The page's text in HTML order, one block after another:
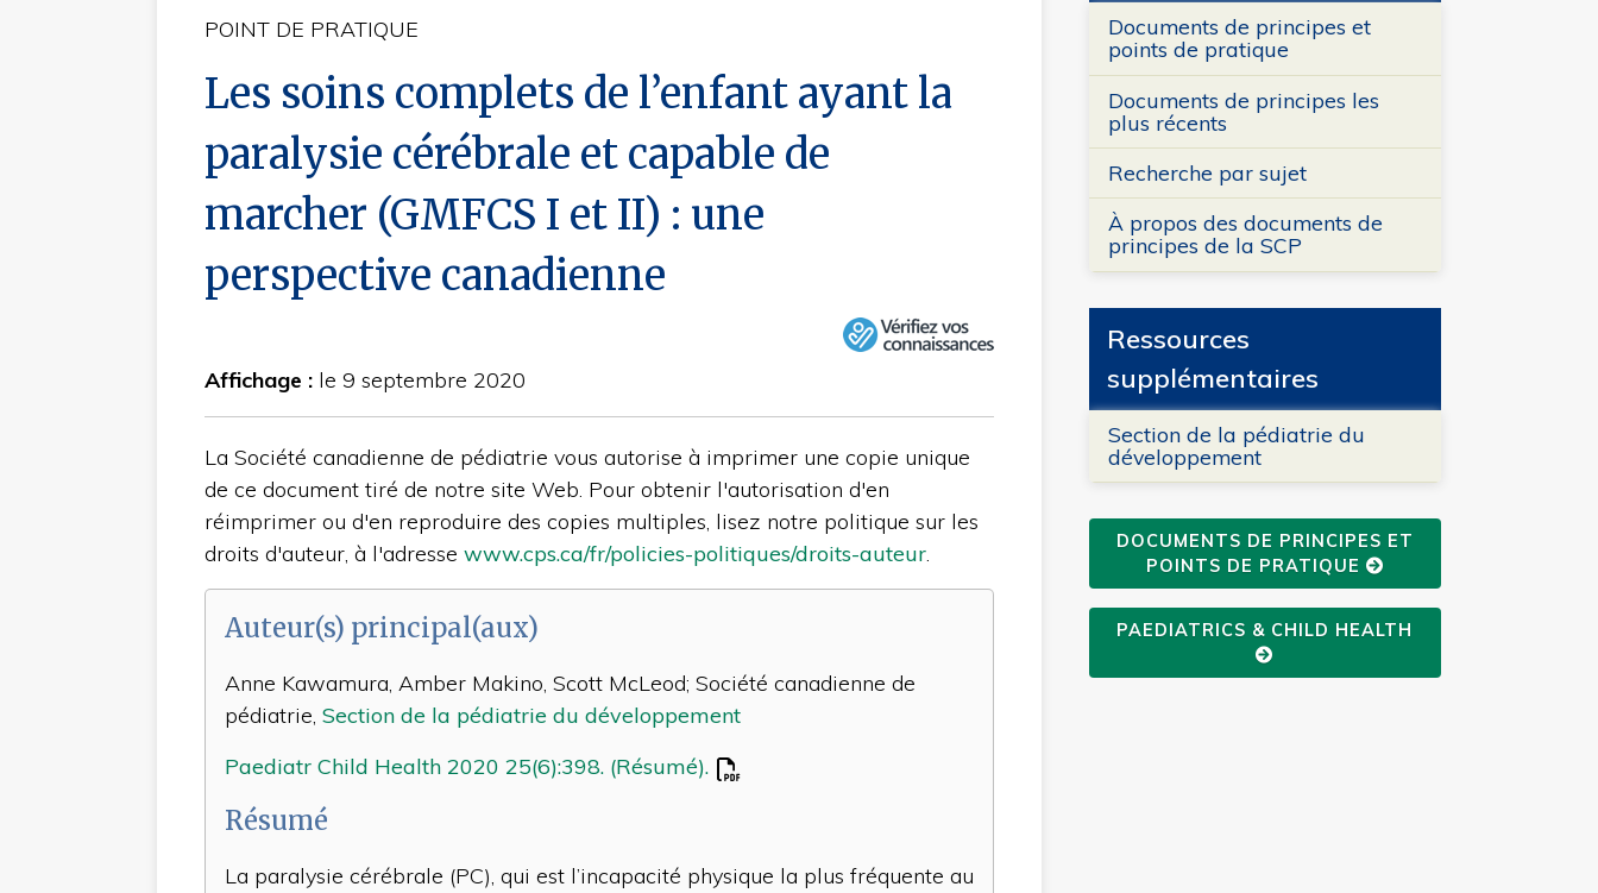
POINT DE PRATIQUE
Les soins complets de l’enfant ayant la
paralysie cérébrale et capable de
marcher (GMFCS I et II) : une
perspective canadienne
Affichage : le 9 septembre 2020
La Société canadienne de pédiatrie vous autorise à imprimer une copie unique
de ce document tiré de notre site Web. Pour obtenir l'autorisation d'en
réimprimer ou d'en reproduire des copies multiples, lisez notre politique sur les
droits d'auteur, à l'adresse www.cps.ca/fr/policies-politiques/droits-auteur.
Auteur(s) principal(aux)
Anne Kawamura, Amber Makino, Scott McLeod; Société canadienne de
pédiatrie, Section de la pédiatrie du développement
Paediatr Child Health 2020 25(6):398. (Résumé).
Résumé
La paralysie cérébrale (PC), qui est l’incapacité physique la plus fréquente au
Documents de principes et
points de pratique
Documents de principes les
plus récents
Recherche par sujet
À propos des documents de
principes de la SCP
Ressources
supplémentaires
Section de la pédiatrie du
développement
DOCUMENTS DE PRINCIPES ET
POINTS DE PRATIQUE
PAEDIATRICS & CHILD HEALTH